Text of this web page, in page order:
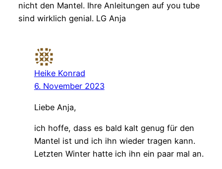
nicht den Mantel. Ihre Anleitungen auf you tube
sind wirklich genial. LG Anja
Heike Konrad
6. November 2023
Liebe Anja,
ich hoffe, dass es bald kalt genug für den
Mantel ist und ich ihn wieder tragen kann.
Letzten Winter hatte ich ihn ein paar mal an.